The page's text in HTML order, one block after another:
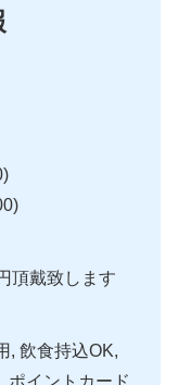
頂戴致します
, 飲食持込OK,